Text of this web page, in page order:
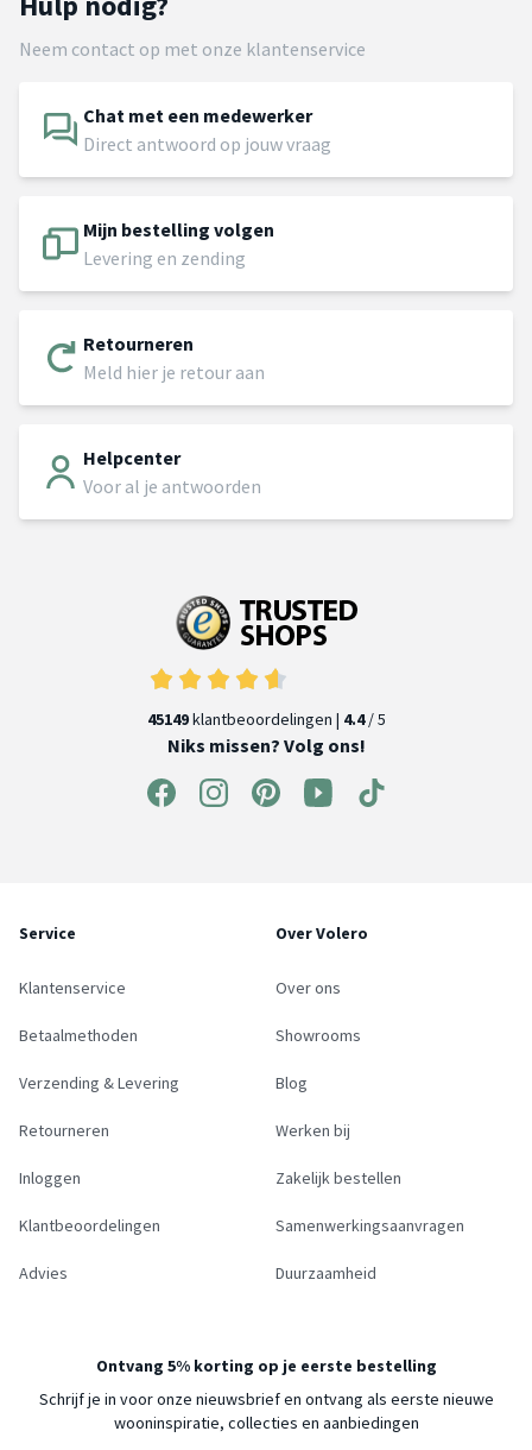
Neem contact op met onze klantenservice
Chat met een medewerker
Direct antwoord op jouw vraag
Mijn bestelling volgen
Levering en zending
Retourneren
Meld hier je retour aan
Helpcenter
Voor al je antwoorden
45149klantbeoordelingen | 4.4/ 5
Niks missen? Volg ons!
Service
Klantenservice
Betaalmethoden
Verzending & Levering
Retourneren
Inloggen
Klantbeoordelingen
Advies
Over Volero
Over ons
Showrooms
Blog
Werken bij
Zakelijk bestellen
Samenwerkingsaanvragen
Duurzaamheid
Ontvang 5% korting op je eerste bestelling
Schrijf je in voor onze nieuwsbrief en ontvang als eerste nieuwe
wooninspiratie, collecties en aanbiedingen